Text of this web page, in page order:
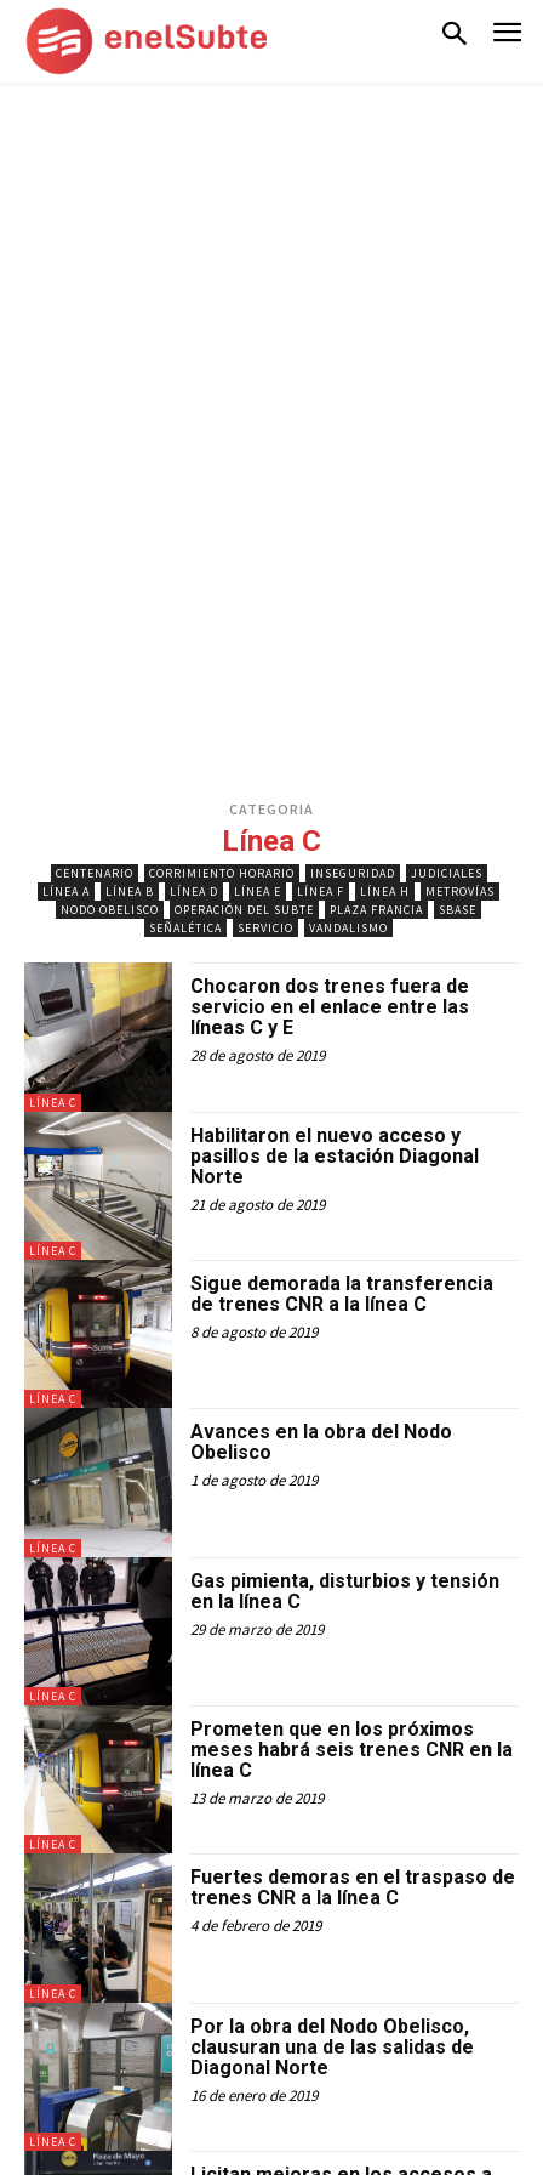
CATEGORIA
Línea C
CENTENARIO CORRIMIENTO HORARIO INSEGURIDAD
JUDICIALES
LÍNEA A
LÍNEA B LÍNEA D LÍNEA E LÍNEA F LÍNEA H
METROVÍAS
NODO OBELISCO
OPERACIÓN DEL SUBTE PLAZA FRANCIA
SBASE
SEÑALÉTICA
SERVICIO VANDALISMO
LÍNEA C
Chocaron dos trenes fuera de
servicio en el enlace entre las
líneas C y E
28 de agosto de 2019
LÍNEA C
Habilitaron el nuevo acceso y
pasillos de la estación Diagonal
Norte
21 de agosto de 2019
LÍNEA C
Sigue demorada la transferencia
de trenes CNR a la línea C
8 de agosto de 2019
LÍNEA C
Avances en la obra del Nodo
Obelisco
1 de agosto de 2019
LÍNEA C
Gas pimienta, disturbios y tensión
en la línea C
29 de marzo de 2019
LÍNEA C
Prometen que en los próximos
meses habrá seis trenes CNR en la
línea C
13 de marzo de 2019
LÍNEA C
Fuertes demoras en el traspaso de
trenes CNR a la línea C
4 de febrero de 2019
LÍNEA C
Por la obra del Nodo Obelisco,
clausuran una de las salidas de
Diagonal Norte
16 de enero de 2019